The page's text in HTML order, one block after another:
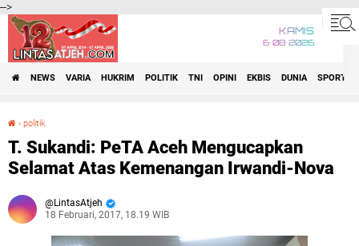
-->
KAMIS
6•08•2026
NEWS VARIA HUKRIM POLITIK TNI OPINI EKBIS DUNIA SPORT
› politik
T. Sukandi: PeTA Aceh Mengucapkan
Selamat Atas Kemenangan Irwandi-Nova
LintasAtjeh
18 Februari, 2017, 18.19 WIB